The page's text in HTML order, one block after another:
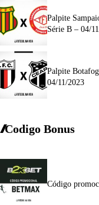
Palpite
Série B – 04/
Palpite
04/11/2023
Codigo Bonus
Código